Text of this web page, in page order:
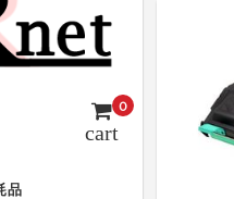
cart
0
品